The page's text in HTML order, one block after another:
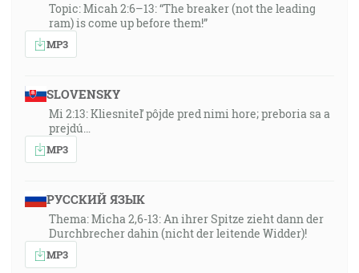
Topic: Micah 2:6–13: “The breaker (not the leading
ram) is come up before them!”
MP3
SLOVENSKY
Mi 2:13: Kliesniteľ pôjde pred nimi hore; preboria sa a
prejdú…
MP3
РУССКИЙ ЯЗЫК
Thema: Micha 2,6-13: An ihrer Spitze zieht dann der
Durchbrecher dahin (nicht der leitende Widder)!
MP3